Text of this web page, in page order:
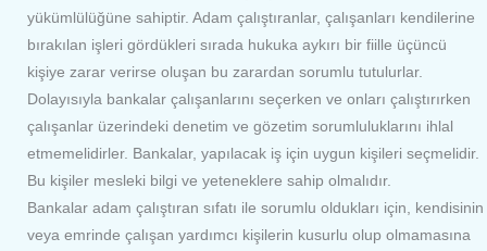
yükümlülüğüne sahiptir. Adam çalıştıranlar, çalışanları kendilerine
bırakılan işleri gördükleri sırada hukuka aykırı bir fiille üçüncü
kişiye zarar verirse oluşan bu zarardan sorumlu tutulurlar.
Dolayısıyla bankalar çalışanlarını seçerken ve onları çalıştırırken
çalışanlar üzerindeki denetim ve gözetim sorumluluklarını ihlal
etmemelidirler. Bankalar, yapılacak iş için uygun kişileri seçmelidir.
Bu kişiler mesleki bilgi ve yeteneklere sahip olmalıdır.
Bankalar adam çalıştıran sıfatı ile sorumlu oldukları için, kendisinin
veya emrinde çalışan yardımcı kişilerin kusurlu olup olmamasına